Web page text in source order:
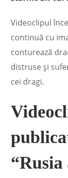
Videoclipul
continuă cu
conturează
distruse și
cei dragi.